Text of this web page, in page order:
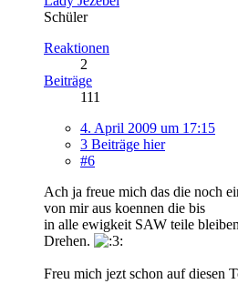
Schüler
Reaktionen
2
Beiträge
111
4. April 2009 um 17:15
3 Beiträge hier
#6
Ach ja freue mich das die noch
von mir aus koennen die bis
in alle ewigkeit SAW teile bleiben
Drehen.
Freu mich jezt schon auf diesen